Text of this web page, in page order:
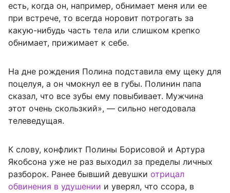
есть, когда он, например, обнимает меня или ее
при встрече, то всегда норовит потрогать за
какую-нибудь часть тела или слишком крепко
обнимает, прижимает к себе.
На дне рождения Полина подставила ему щеку для
поцелуя, а он чмокнул ее в губы. Полинин папа
сказал, что все зубы ему повыбивает. Мужчина
этот очень скользкий», — сильно негодовала
телеведущая.
К слову, конфликт Полины Борисовой и Артура
Якобсона уже не раз выходил за пределы личных
разборок. Ранее бывший девушки отрицал
обвинения в удушении и уверял, что ссора, в